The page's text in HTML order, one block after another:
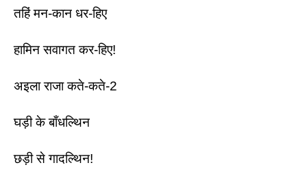
तहिं मन-कान धर-हिए
हामिन सवागत कर-हिए!
अइला राजा कते-कते-2
घड़ी के बाँधल्थिन
छड़ी से गादल्थिन!